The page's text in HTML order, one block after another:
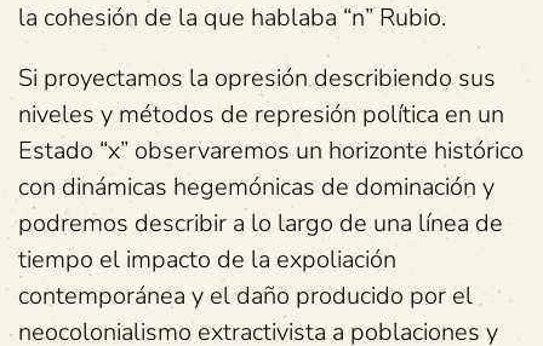
la cohesión de la que hablaba “n” Rubio.
Si proyectamos la opresión describiendo sus
niveles y métodos de represión política en un
Estado “x” observaremos un horizonte histórico
con dinámicas hegemónicas de dominación y
podremos describir a lo largo de una línea de
tiempo el impacto de la expoliación
contemporánea y el daño producido por el
neocolonialismo extractivista a poblaciones y